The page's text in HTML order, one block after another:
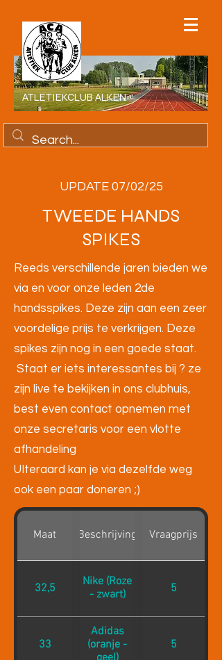
ATLETIEKCLUB ALKEN
UPDATE 07/02/25
TWEEDE HANDS
SPIKES
Reeds verschillende jaren bieden we
via en voor onze leden 2de
handsspikes. Deze zijn aan een zeer
voordelige prijs te verkrijgen. Deze
spikes zijn nog in een goede staat.
Staat er iets interessantes bij ? ze
zijn live te bekijken in ons clubhuis,
best even contact opnemen met
onze secretaris voor een vlotte
afhandeling
UIteraard kan je via dezelfde weg
ook een paar doneren ;)
Maat Beschrijving Vraagprijs
32,5
Nike (Roze
- zwart)
5
33
Adidas
(oranje -
5